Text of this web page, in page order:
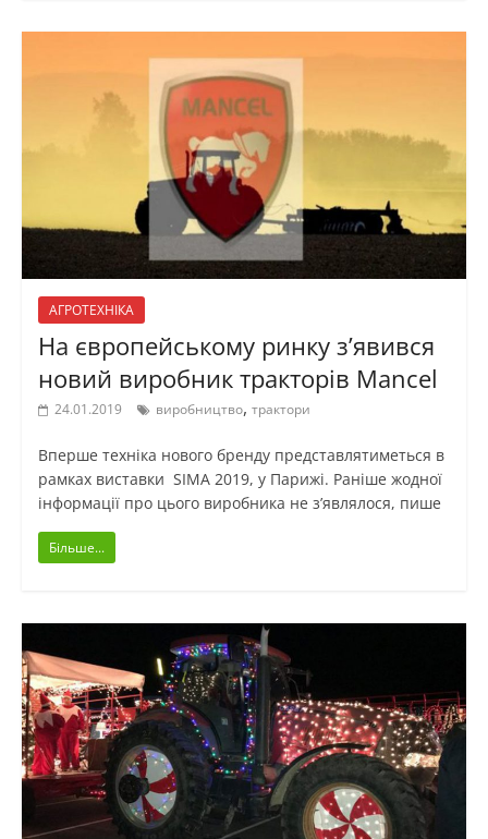
АГРОТЕХНІКА
На європейському ринку з’явився
новий виробник тракторів Mancel
24.01.2019 виробництво, трактори
Вперше техніка нового бренду представлятиметься в
рамках виставки SIMA 2019, у Парижі. Раніше жодної
інформації про цього виробника не з’являлося, пише
Більше...